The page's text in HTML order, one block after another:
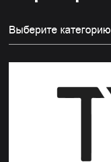
Выберите категорию